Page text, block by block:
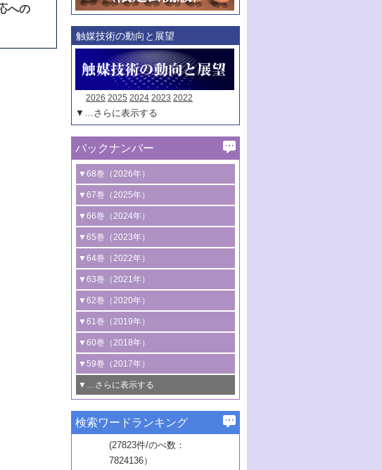
への
マーク：
マークあり
触媒技術の動向と展望
2026 2025 2024 2023 2022
▼…さらに表示する
バックナンバー
▼68巻（2026年）
1号 過酸化水素合成に関する研究動向
2号 コンピューター技術により加速する
触媒開発
3号 有機分子変換やCO 資源化のための
光触媒に関する最近の研究
B号 第137回触媒討論会（2026年）
▼67巻（2025年）
1号 CO
水素化によるグリーン燃料/グリ
ーンケミカル製造
2号 水素製造のための水分解技術に関す
る最近の研究
3号 オレフィン系樹脂の精密合成に関す
る最新技術
4号 アルコール類の効率的変換を実現す
る非貴金属触媒の研究動向
5号 ゼオライトの合成と応用における研
究動向
6号 ヘテロ接合界面
B号 第135回触媒討論会（2025年）
▼66巻（2024年）
1号 低次元ナノ構造を有する触媒材料
2号 規制反応場を活用した固体触媒研究
の新展開
3号 未踏分子変換を目指した酸化触媒プ
ロセスの最前線
4号 シンクロトロン放射光および中性子
線を利用した触媒解析技術の最先端
5号 単原子触媒
6号 参照触媒委員会からのお知らせ
B号 第133回触媒討論会（2023年）
▼65巻（2023年）
1号 炭素が関わる触媒機能
2号 プラスチックケミカルリサイクルの
ための触媒技術
3号 非酸化物系金属化合物を基盤とした
触媒材料の開発
4号 格子酸素・格子酸素欠陥を利用した
触媒反応
5号 生体触媒によるエネルギー変換反応
6号 窒素とリンの循環のための触媒・機
能性材料
▼64巻（2022年）
1号 合成ガス製造とCOを用いるケミカル
ズ合成の最新動向
2号 化学品合成のための合金触媒開発
3号 CO の排出削減および有効活用のた
めの触媒技術
4号 若手による情報発信企画～とびたて
若き触媒の研究者たち～（1）
若き触媒の研究者たち～（2）
6号 石油のノーブル・ユースを志向した
触媒技術
▼63巻（2021年）
1号 金触媒の新展開
2号 ペロブスカイト
3号 特殊反応場を利用した触媒的分子変
換反応
4号 多孔質材料を用いた触媒の新展開
5号 情報学的手法を用いた触媒開発
6号 カーボンニュートラルに向けた電解
技術
B号 第127回触媒討論会（2021年・オン
ライン開催(Zoom)のみ）
▼62巻（2020年）
1号 触媒設計を拓く欠陥構造のキャラク
タリゼーション
2号 機能化学品製造に資するクリーンな
触媒的酸化反応
3号 水処理のための触媒化学
4号 光触媒を用いた水分解の最新の研究
動向
5号 次世代の触媒プロセスを支えるマイ
▼61巻（2019年）
1号 物質移動制御に着目した触媒プロセ
ス開発
2号 CO2 フリー水素サプライチェーンに
関わる触媒開発動向
3号 精密高分子合成に関する最近の研究
動向
4号 バイオマス化成品製造のための触媒
▼60巻（2018年）
1号 固体酸触媒の最新の研究動向
2号 二酸化炭素からの有用化学品合成
3号 ナノ粒子・クラスター触媒の最前線
4号 60周年記念企画
5号 進化するゼオライト合成技術
6号 非貴金属系触媒における電気化学的
▼59巻（2017年）
1号 いたるところに，触媒
最先端技術
3号 無機分離膜材料の開発と触媒反応プ
ロセスへの適用
▼…さらに表示する
1号 ユニークな構造の高分子を生み出す触
2号 リグニンからの化成品製造に向けた触
▼57巻（2015年）
1号 水素キャリアにかかわる触媒技術の新
▼56巻（2014年）
検索ワードランキング
(27823件/のべ数：
7824136）